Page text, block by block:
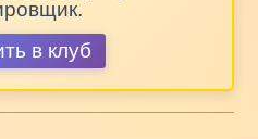
в клуб